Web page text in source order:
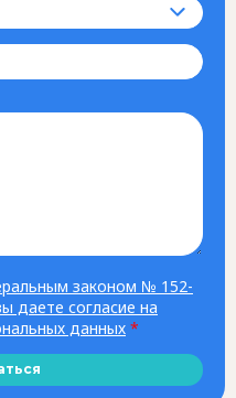
законом № 152-
даете согласие на
данных *